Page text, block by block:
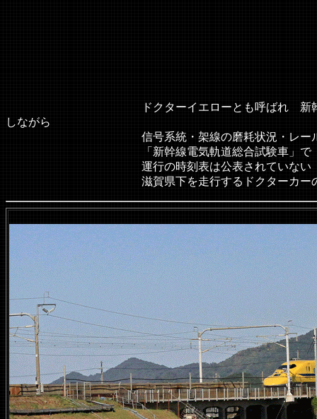
ドクターイエローとも呼ばれ 新幹線総合試
しながら
信号系統・架線の磨耗状況・レールのゆがみ
「新幹線電気軌道総合試験車」で 車体が黄色
運行の時刻表は公表されていない
滋賀県下を走行するドクターカーの写